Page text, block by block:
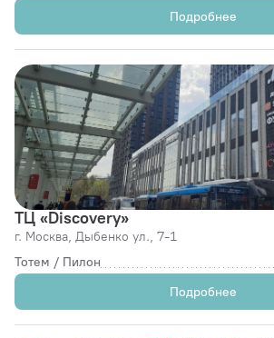
Подробнее
ТЦ «Discovery»
г. Москва, Дыбенко ул., 7-1
Тотем / Пилон
Подробнее